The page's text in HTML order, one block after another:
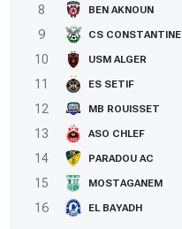
8
BEN AKNOUN
9
CS CONSTANTINE
10
USM ALGER
11
ES SETIF
12
MB ROUISSET
13
ASO CHLEF
14
PARADOU AC
15
MOSTAGANEM
16
EL BAYADH